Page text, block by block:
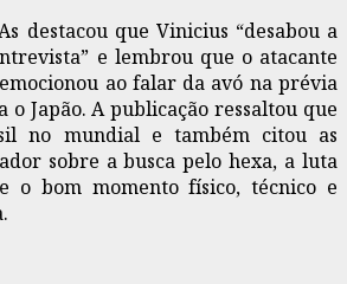
destacou que Vinicius “desabou a
e lembrou que o atacante
ao falar da avó na prévia
Japão. A publicação ressaltou que
no mundial e também citou as
sobre a busca pelo hexa, a luta
o bom momento físico, técnico e